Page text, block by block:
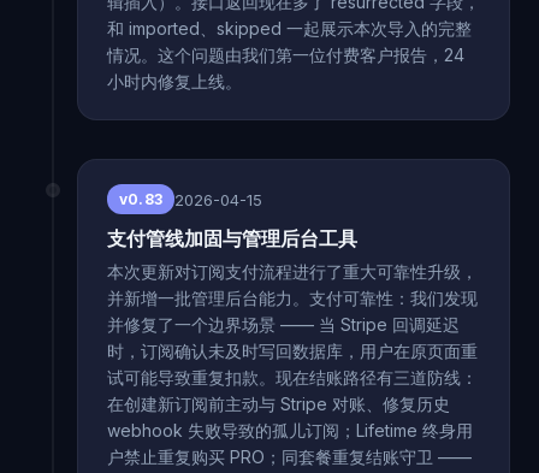
和 imported、skipped 一起展示本次导入的完整
情况。这个问题由我们第一位付费客户报告，24
小时内修复上线。
v0.83 2026-04-15
支付管线加固与管理后台工具
本次更新对订阅支付流程进行了重大可靠性升级，
并新增一批管理后台能力。支付可靠性：我们发现
并修复了一个边界场景 —— 当 Stripe 回调延迟
时，订阅确认未及时写回数据库，用户在原页面重
试可能导致重复扣款。现在结账路径有三道防线：
在创建新订阅前主动与 Stripe 对账、修复历史
webhook 失败导致的孤儿订阅；Lifetime 终身用
户禁止重复购买 PRO；同套餐重复结账守卫 ——